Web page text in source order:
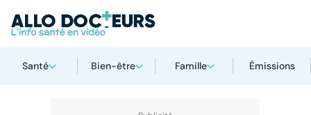
Santé Bien-être Famille Émissions